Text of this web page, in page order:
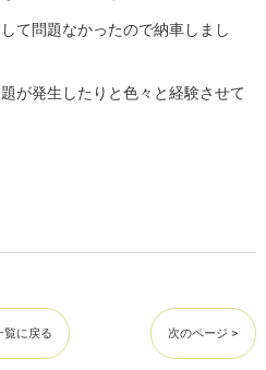
て問題なかったので納車しまし
が発生したりと色々と経験させて
覧に戻る 次のページ >